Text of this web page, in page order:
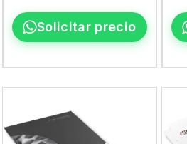
Solicitar precio